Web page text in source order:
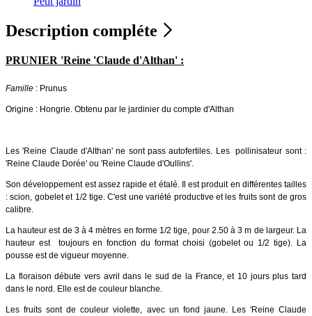
Description compléte
PRUNIER 'Reine 'Claude d'Althan' :
Famille : Prunus
Origine : Hongrie. Obtenu par le jardinier du compte d'Althan
Les 'Reine Claude d'Althan' ne sont pass autofertiles. Les pollinisateur sont :
'Reine Claude Dorée' ou 'Reine Claude d'Oullins'.
Son développement est assez rapide et étalé. Il est produit en différentes tailles
: scion, gobelet et 1/2 tige. C'est une variété productive et les fruits sont de gros
calibre.
La hauteur est de 3 à 4 mètres en forme 1/2 tige, pour 2.50 à 3 m de largeur. La
hauteur est toujours en fonction du format choisi (gobelet ou 1/2 tige). La
pousse est de vigueur moyenne.
La floraison débute vers avril dans le sud de la France, et 10 jours plus tard
dans le nord. Elle est de couleur blanche.
Les fruits sont de couleur violette, avec un fond jaune. Les 'Reine Claude